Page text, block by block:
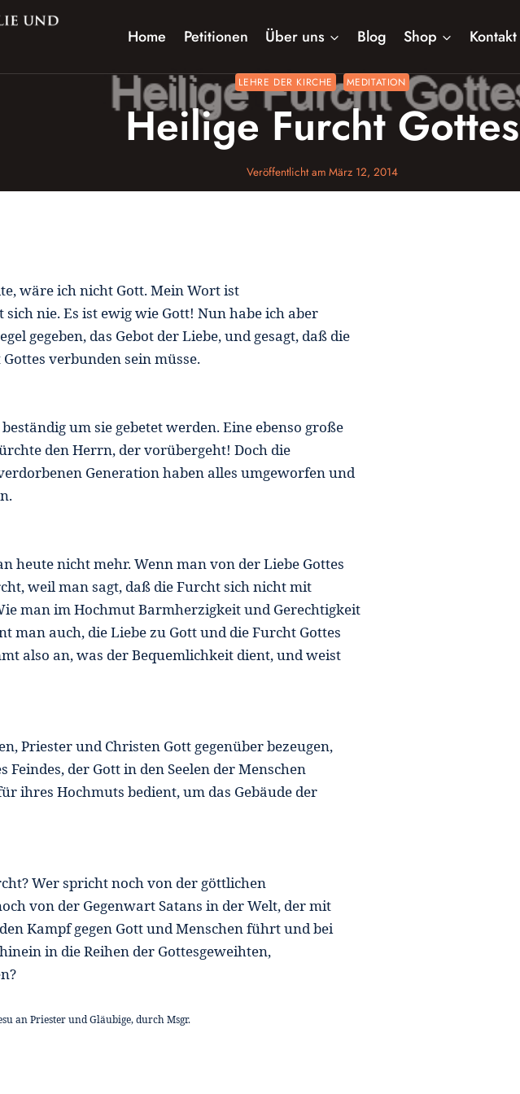
Home Petitionen Über uns Blog Shop Kontakt
LEHRE DER KIRCHE MEDITATION
Heilige Furcht Gottes
Veröffentlicht am März 12, 2014
wäre ich nicht Gott. Mein Wort ist
nie. Es ist ewig wie Gott! Nun habe ich aber
gegeben, das Gebot der Liebe, und gesagt, daß die
verbunden sein müsse.
um sie gebetet werden. Eine ebenso große
den Herrn, der vorübergeht! Doch die
Generation haben alles umgeworfen und
heute nicht mehr. Wenn man von der Liebe Gottes
weil man sagt, daß die Furcht sich nicht mit
man im Hochmut Barmherzigkeit und Gerechtigkeit
man auch, die Liebe zu Gott und die Furcht Gottes
also an, was der Bequemlichkeit dient, und weist
Priester und Christen Gott gegenüber bezeugen,
der Gott in den Seelen der Menschen
ihres Hochmuts bedient, um das Gebäude der
Wer spricht noch von der göttlichen
von der Gegenwart Satans in der Welt, der mit
Kampf gegen Gott und Menschen führt und bei
in die Reihen der Gottesgeweihten,
an Priester und Gläubige, durch Msgr.